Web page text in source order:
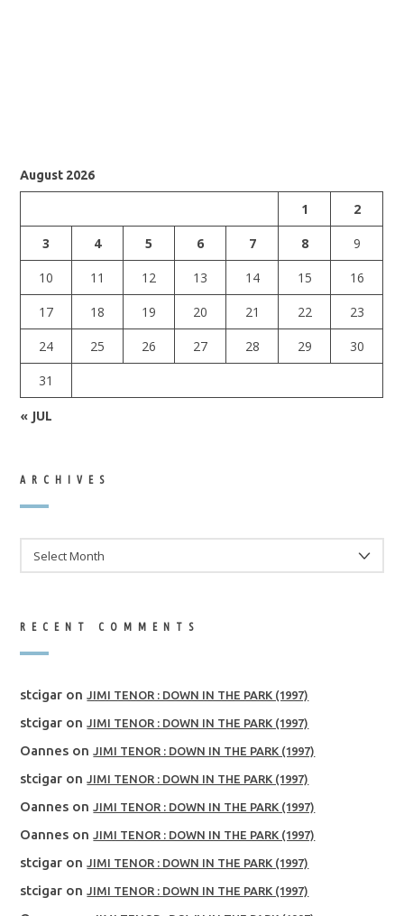
August 2026
1
2
3
4 5 6 7 8
9
10
11 12 13 14 15
16
17
18 19 20 21 22
23
24
25 26 27 28 29
30
31
« JUL
ARCHIVES
RECENT COMMENTS
stcigar onJIMI TENOR : DOWN IN THE PARK (1997)
stcigar onJIMI TENOR : DOWN IN THE PARK (1997)
Oannes onJIMI TENOR : DOWN IN THE PARK (1997)
stcigar onJIMI TENOR : DOWN IN THE PARK (1997)
Oannes onJIMI TENOR : DOWN IN THE PARK (1997)
Oannes onJIMI TENOR : DOWN IN THE PARK (1997)
stcigar onJIMI TENOR : DOWN IN THE PARK (1997)
stcigar onJIMI TENOR : DOWN IN THE PARK (1997)